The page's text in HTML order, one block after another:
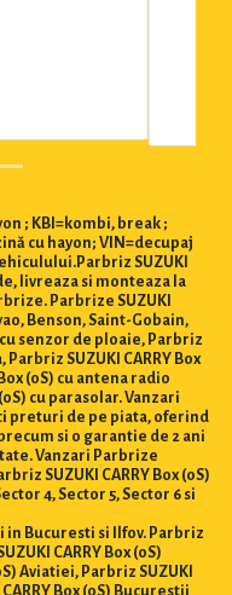
; KBI=kombi, break ;
cu hayon; VIN=decupaj
SUZUKI
livreaza si monteaza la
Parbrize SUZUKI
Benson, Saint-Gobain,
cu senzor de ploaie, Parbriz
Parbriz SUZUKI CARRY Box
(0S) cu antena radio
cu parasolar. Vanzari
preturi de pe piata, oferind
si o garantie de 2 ani
Vanzari Parbrize
SUZUKI CARRY Box (0S)
4, Sector 5, Sector 6 si
Bucuresti si Ilfov. Parbriz
CARRY Box (0S)
Aviatiei, Parbriz SUZUKI
Box (0S) Bucurestii